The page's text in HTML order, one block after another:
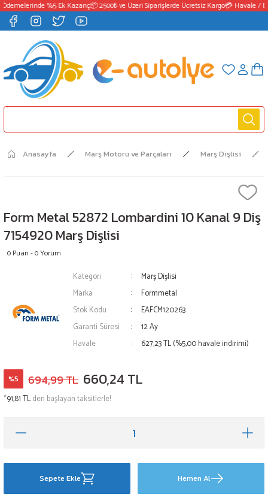
%5 Ek Kazanç📦 2500₺ ve Üzeri Siparişlerde Ücretsiz Kargo💳 Havale /
Anasayfa Marş Motoru ve Parçaları Marş Dişlisi
Form Metal 52872 Lombardini 10 Kanal 9 Diş
7154920 Marş Dişlisi
0 Puan - 0 Yorum
Kategori
Marş Dişlisi
Marka
Formmetal
Stok Kodu
EAFCM120263
Garanti Süresi
12 Ay
Havale
627,23 TL (%5,00 havale indirimi)
%5 694,99 TL 660,24 TL
*91,81 TLden başlayan taksitlerle!
Sepete Ekle Hemen Al